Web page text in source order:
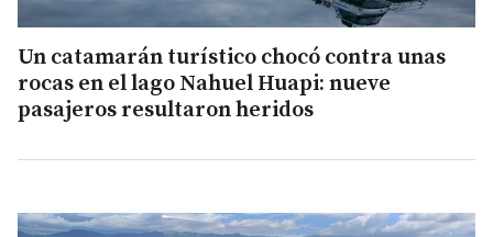
Un catamarán turístico chocó contra unas
rocas en el lago Nahuel Huapi: nueve
pasajeros resultaron heridos